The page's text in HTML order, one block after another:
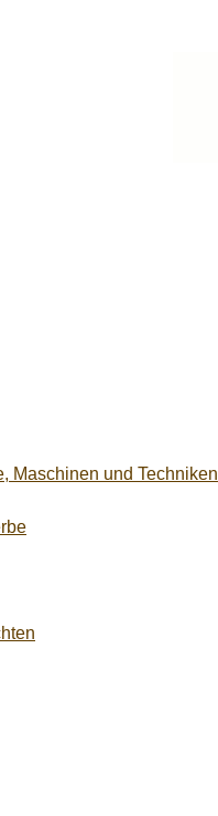
Maschinen und Techniken